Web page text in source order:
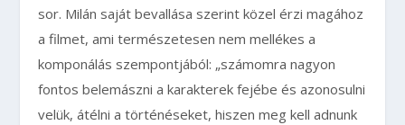
sor. Milán saját bevallása szerint közel érzi magához
a filmet, ami természetesen nem mellékes a
komponálás szempontjából: „számomra nagyon
fontos belemászni a karakterek fejébe és azonosulni
velük, átélni a történéseket, hiszen meg kell adnunk